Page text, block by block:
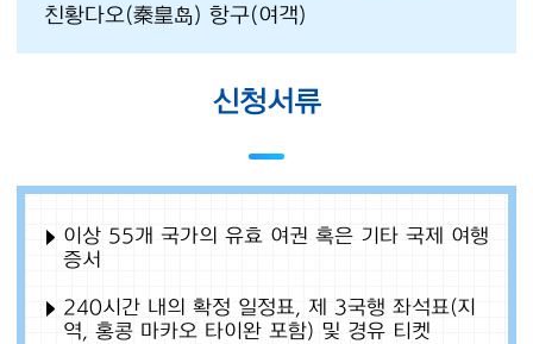
친황다오(秦皇岛) 항구(여객)
신청서류
이상 55개 국가의 유효 여권 혹은 기타 국제 여행
증서
240시간 내의 확정 일정표, 제 3국행 좌석표(지
역, 홍콩 마카오 타이완 포함) 및 경유 티켓